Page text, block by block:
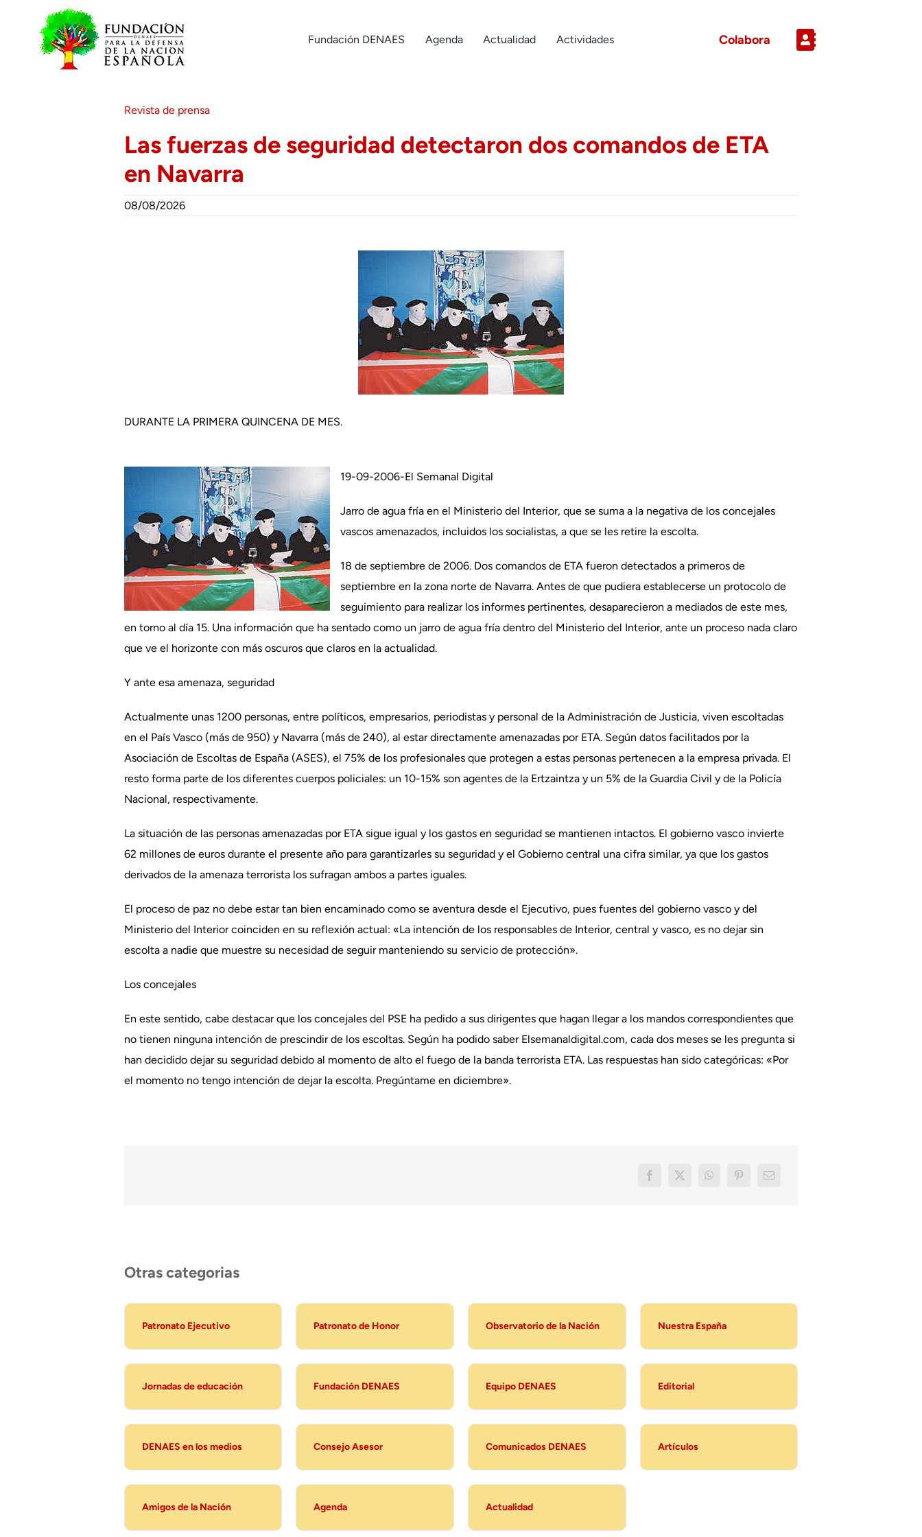
contenido
Fundación DENAES Agenda Actualidad Actividades Colabora
Revista de prensa
Las fuerzas de seguridad detectaron dos comandos de ETA
en Navarra
08/08/2026
DURANTE LA PRIMERA QUINCENA DE MES.
19-09-2006-El Semanal Digital
Jarro de agua fría en el Ministerio del Interior, que se suma a la negativa de los concejales
vascos amenazados, incluidos los socialistas, a que se les retire la escolta.
18 de septiembre de 2006. Dos comandos de ETA fueron detectados a primeros de
septiembre en la zona norte de Navarra. Antes de que pudiera establecerse un protocolo de
seguimiento para realizar los informes pertinentes, desaparecieron a mediados de este mes,
en torno al día 15. Una información que ha sentado como un jarro de agua fría dentro del Ministerio del Interior, ante un proceso nada claro
que ve el horizonte con más oscuros que claros en la actualidad.
Y ante esa amenaza, seguridad
Actualmente unas 1200 personas, entre políticos, empresarios, periodistas y personal de la Administración de Justicia, viven escoltadas
en el País Vasco (más de 950) y Navarra (más de 240), al estar directamente amenazadas por ETA. Según datos facilitados por la
Asociación de Escoltas de España (ASES), el 75% de los profesionales que protegen a estas personas pertenecen a la empresa privada. El
resto forma parte de los diferentes cuerpos policiales: un 10-15% son agentes de la Ertzaintza y un 5% de la Guardia Civil y de la Policía
Nacional, respectivamente.
La situación de las personas amenazadas por ETA sigue igual y los gastos en seguridad se mantienen intactos. El gobierno vasco invierte
62 millones de euros durante el presente año para garantizarles su seguridad y el Gobierno central una cifra similar, ya que los gastos
derivados de la amenaza terrorista los sufragan ambos a partes iguales.
El proceso de paz no debe estar tan bien encaminado como se aventura desde el Ejecutivo, pues fuentes del gobierno vasco y del
Ministerio del Interior coinciden en su reflexión actual: «La intención de los responsables de Interior, central y vasco, es no dejar sin
escolta a nadie que muestre su necesidad de seguir manteniendo su servicio de protección».
Los concejales
En este sentido, cabe destacar que los concejales del PSE ha pedido a sus dirigentes que hagan llegar a los mandos correspondientes que
no tienen ninguna intención de prescindir de los escoltas. Según ha podido saber Elsemanaldigital.com, cada dos meses se les pregunta si
han decidido dejar su seguridad debido al momento de alto el fuego de la banda terrorista ETA. Las respuestas han sido categóricas: «Por
el momento no tengo intención de dejar la escolta. Pregúntame en diciembre».
Otras categorias
Patronato Ejecutivo Patronato de Honor Observatorio de la Nación Nuestra España
Jornadas de educación Fundación DENAES Equipo DENAES Editorial
DENAES en los medios Consejo Asesor Comunicados DENAES Artículos
Amigos de la Nación Agenda Actualidad